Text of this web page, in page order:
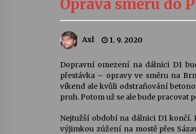
Quijotova šedesátka: 28.
28. 7. 2026
Letní koncerty ve
22. 7. 2026
Želivě ožije odkaz
13. 7. 2026
Oprava směru do
Axl 1. 9. 2020
Dopravní omezení na dálnici D1
přestávka – opravy ve směru na
víkend ale kvůli odstraňování
pruh. Potom už se ale bude pracovat
Nejtužší období na dálnici D1
výjimkou zúžení na mostě přes